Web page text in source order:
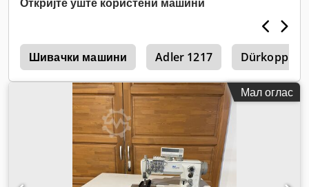
Шивачки машини Adler 1217 Dürkopp
Мал оглас